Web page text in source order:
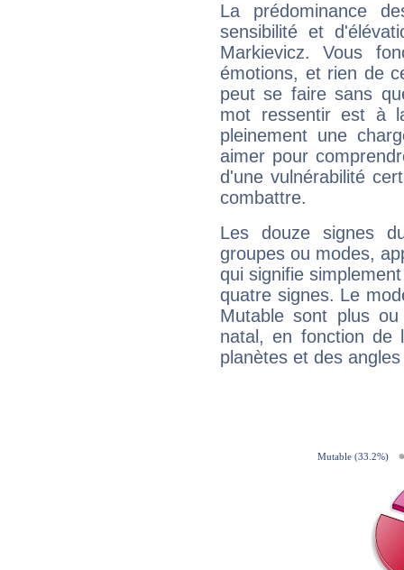
La prédominance
sensibilité et
Markievicz. Vous
émotions, et rien de
peut se faire sans
mot ressentir est à
pleinement une
aimer pour
d'une vulnérabilité
combattre.
Les douze signes
groupes ou modes,
qui signifie
quatre signes. Le
Mutable sont plus
natal, en fonction de
planètes et des